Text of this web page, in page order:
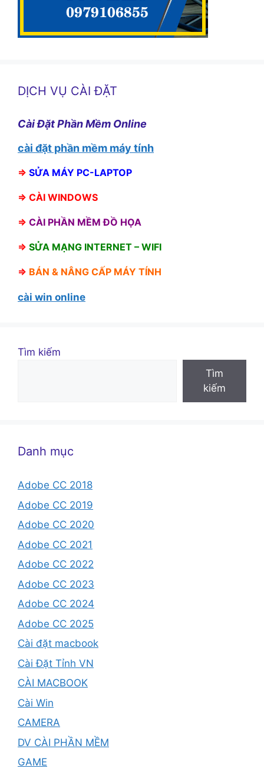
DỊCH VỤ CÀI ĐẶT
Cài Đặt Phần Mềm Online
cài đặt phần mềm máy tính
⇒ SỬA MÁY PC-LAPTOP
⇒ CÀI WINDOWS
⇒ CÀI PHẦN MỀM ĐỒ HỌA
⇒ SỬA MẠNG INTERNET – WIFI
⇒ BÁN & NÂNG CẤP MÁY TÍNH
cài win online
Tìm kiếm
Tìm
kiếm
Danh mục
Adobe CC 2018
Adobe CC 2019
Adobe CC 2020
Adobe CC 2021
Adobe CC 2022
Adobe CC 2023
Adobe CC 2024
Adobe CC 2025
Cài đặt macbook
Cài Đặt Tỉnh VN
CÀI MACBOOK
Cài Win
CAMERA
DV CÀI PHẦN MỀM
GAME